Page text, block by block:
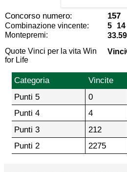
Concorso numero: 157
Combinazione vincente:
5
Montepremi:
Quote Vinci per la vita Win
for Life
Categoria Vincite
Punti 5
0
Punti 4
4
Punti 3
212
Punti 2
2275